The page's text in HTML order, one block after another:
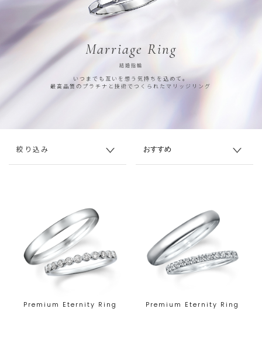
Marriage Ring
結婚指輪
いつまでも互いを想う気持ちを込めて。
最高品質のプラチナと技術でつくられたマリッジリング
絞り込み
Premium Eternity Ring Premium Eternity Ring